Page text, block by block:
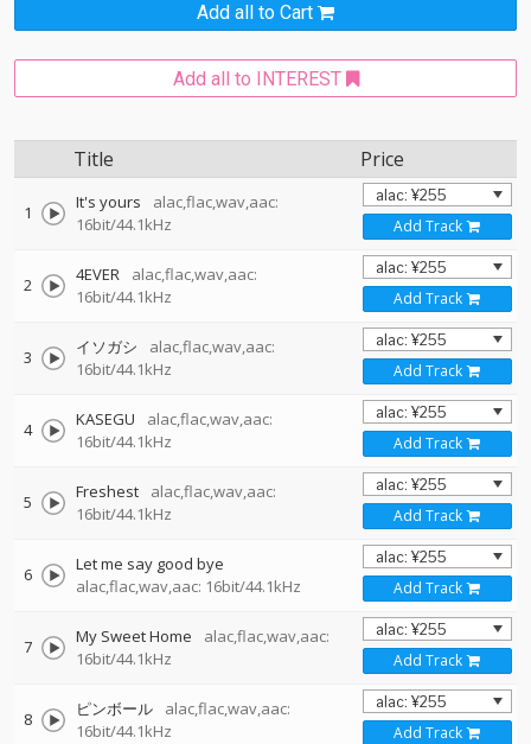
Add all to Cart
Add all to INTEREST
Title Price
1 It's yours
alac,flac,wav,aac:
16bit/44.1kHz
Add Track
2 4EVER
alac,flac,wav,aac:
16bit/44.1kHz
Add Track
3 イソガシ
alac,flac,wav,aac:
16bit/44.1kHz
Add Track
4 KASEGU
alac,flac,wav,aac:
16bit/44.1kHz
Add Track
5 Freshest
alac,flac,wav,aac:
16bit/44.1kHz
Add Track
6
Let me say good bye
alac,flac,wav,aac: 16bit/44.1kHz
Add Track
7 My Sweet Home
alac,flac,wav,aac:
16bit/44.1kHz
Add Track
8 ピンボール
alac,flac,wav,aac:
16bit/44.1kHz
Add Track